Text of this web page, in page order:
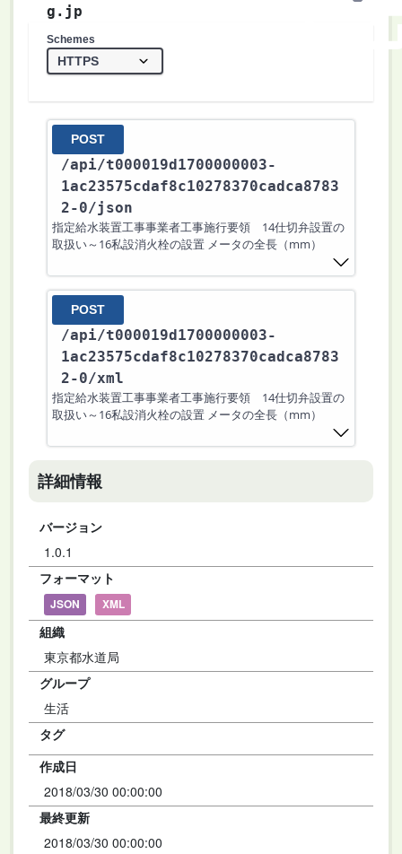
g.jp
Schemes
POST
/api/t000019d1700000003-
1ac23575cdaf8c10278370cadca8783
2-0/json
指定給水装置工事事業者工事施行要領 14仕切弁設置の
取扱い～16私設消火栓の設置 メータの全長（mm）
POST
/api/t000019d1700000003-
1ac23575cdaf8c10278370cadca8783
2-0/xml
指定給水装置工事事業者工事施行要領 14仕切弁設置の
取扱い～16私設消火栓の設置 メータの全長（mm）
詳細情報
バージョン
1.0.1
フォーマット
JSON XML
組織
東京都水道局
グループ
生活
タグ
作成日
2018/03/30 00:00:00
最終更新
2018/03/30 00:00:00